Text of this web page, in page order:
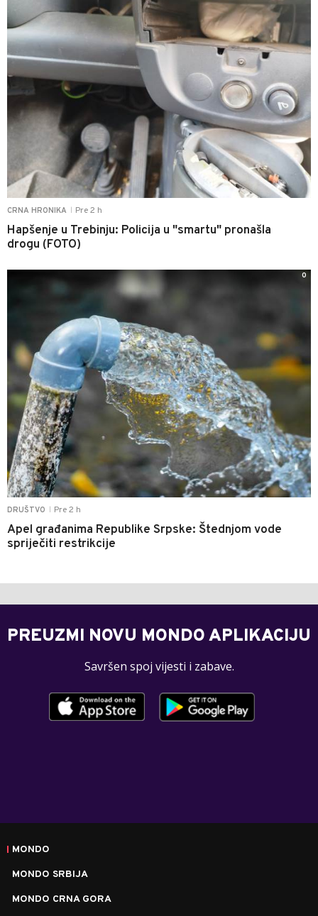
CRNA HRONIKA Pre 2 h
Hapšenje u Trebinju: Policija u "smartu" pronašla
drogu (FOTO)
DRUŠTVO Pre 2 h
Apel građanima Republike Srpske: Štednjom vode
spriječiti restrikcije
0
PREUZMI NOVU MONDO APLIKACIJU
Savršen spoj vijesti i zabave.
MONDO
MONDO SRBIJA
MONDO CRNA GORA